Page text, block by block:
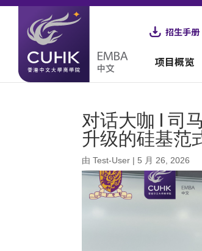
招生手册
项目概览
对话大咖 | 司
升级的硅基范
由Test-User | 5 月 26, 2026